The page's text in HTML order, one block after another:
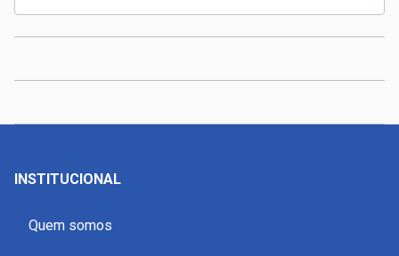
INSTITUCIONAL
Quem somos